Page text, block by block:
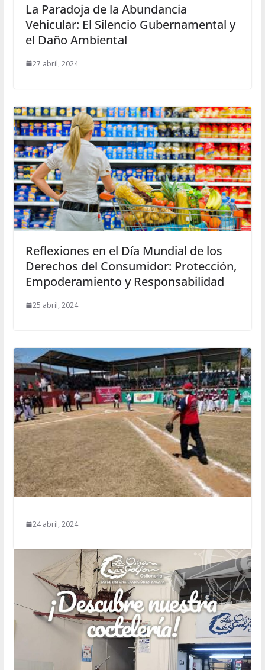
La Paradoja de la Abundancia
Vehicular: El Silencio Gubernamental y
el Daño Ambiental
27 abril, 2024
Reflexiones en el Día Mundial de los
Derechos del Consumidor: Protección,
Empoderamiento y Responsabilidad
25 abril, 2024
24 abril, 2024